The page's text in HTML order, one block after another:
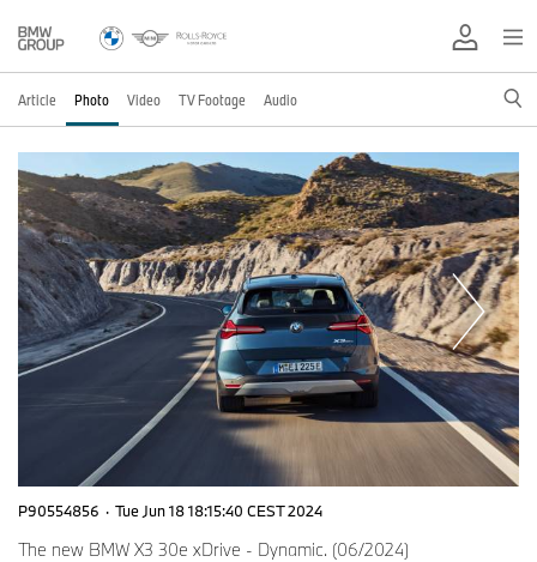
Article Photo Video TV Footage Audio
P90554856 · Tue Jun 18 18:15:40 CEST 2024
The new BMW X3 30e xDrive - Dynamic. (06/2024)